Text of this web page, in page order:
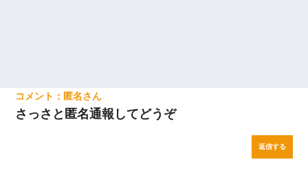
匿名
さっさと匿名通報してどうぞ
返信する